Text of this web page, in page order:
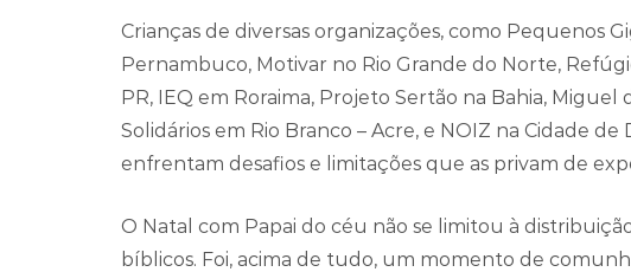
Crianças de diversas organizações, como Pequenos
Pernambuco, Motivar no Rio Grande do Norte,
PR, IEQ em Roraima, Projeto Sertão na Bahia, Miguel
Solidários em Rio Branco – Acre, e NOIZ na Cidade
enfrentam desafios e limitações que as privam de
O Natal com Papai do céu não se limitou à
bíblicos. Foi, acima de tudo, um momento de